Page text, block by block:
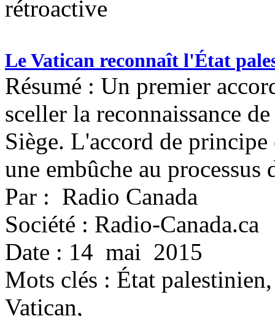
rétroactive
Le Vatican reconnaît l'État
Résumé : Un premier
sceller la reconnaissance
Siège. L'accord de
une embûche au processus
Par : Radio Canada
Société : Radio-Canada.ca
Date : 14 mai 2015
Mots clés : État
Vatican,